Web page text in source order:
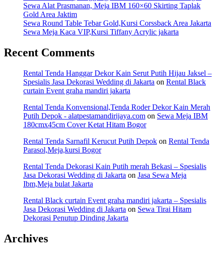
Sewa Alat Prasmanan, Meja IBM 160×60 Skirting Taplak
Gold Area Jaktim
Sewa Round Table Tebar Gold,Kursi Corssback Area Jakarta
Sewa Meja Kaca VIP,Kursi Tiffany Acrylic jakarta
Recent Comments
Rental Tenda Hanggar Dekor Kain Serut Putih Hijau Jaksel –
Spesialis Jasa Dekorasi Wedding di Jakarta on Rental Black
curtain Event graha mandiri jakarta
Rental Tenda Konvensional,Tenda Roder Dekor Kain Merah
Putih Depok - alatpestamandirijaya.com on Sewa Meja IBM
180cmx45cm Cover Ketat Hitam Bogor
Rental Tenda Sarnafil Kerucut Putih Depok on Rental Tenda
Parasol,Meja,kursi Bogor
Rental Tenda Dekorasi Kain Putih merah Bekasi – Spesialis
Jasa Dekorasi Wedding di Jakarta on Jasa Sewa Meja
Ibm,Meja bulat Jakarta
Rental Black curtain Event graha mandiri jakarta – Spesialis
Jasa Dekorasi Wedding di Jakarta on Sewa Tirai Hitam
Dekorasi Penutup Dinding Jakarta
Archives